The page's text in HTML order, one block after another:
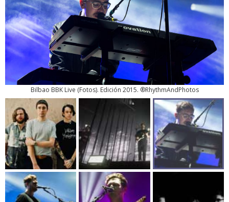
Bilbao BBK Live (Fotos). Edición 2015. ®RhythmAndPhotos